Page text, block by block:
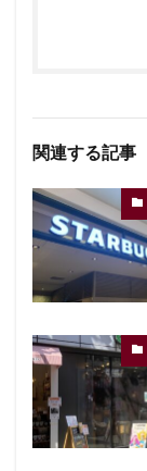
関連する記事